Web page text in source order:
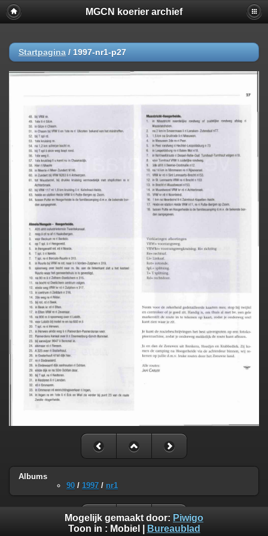
MGCN koerier archief
Startpagina / 1997-nr1-p27
Albums
90 / 1997 / nr1
Mogelijk gemaakt door: Piwigo
Toon in : Mobiel Bureaublad